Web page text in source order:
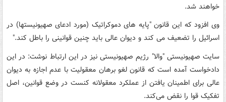
خواهند شد.
وی افزود که این قانون "پایه های دموکراتیک (مورد ادعای صهیونیستها) در
اسرائیل را تضعیف می کند و دیوان عالی باید چنین قوانینی را باطل کند."
سایت صهیونیستی "والا" رژیم صهیونیستی نیز در این ارتباط نوشت: در این
دادخواست آمده است که قانون لغو برهان معقولیت با عدم اجازه به دیوان
عالی برای اطمینان یافتن از عملکرد معقولانه کنست در وضع قوانین، اصل
تفکیک قوا را نقض می‌کند.